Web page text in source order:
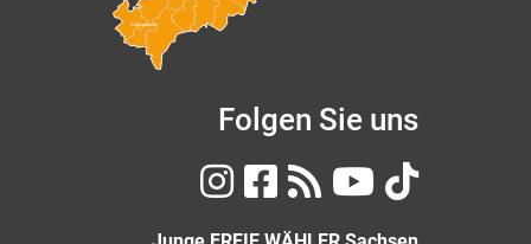
Vogtlandkreis
Folgen Sie uns